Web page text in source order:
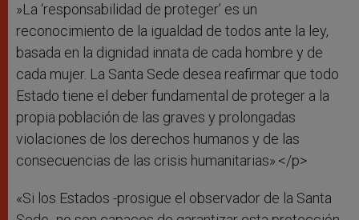
»La ‘responsabilidad de proteger’ es un
reconocimiento de la igualdad de todos ante la ley,
basada en la dignidad innata de cada hombre y de
cada mujer. La Santa Sede desea reafirmar que todo
Estado tiene el deber fundamental de proteger a la
propia población de las graves y prolongadas
violaciones de los derechos humanos y de las
consecuencias de las crisis humanitarias».</p>
«Si los Estados -prosigue el observador de la Santa